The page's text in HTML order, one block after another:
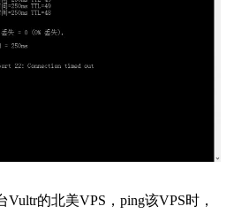
的北美VPS，ping该VPS时，